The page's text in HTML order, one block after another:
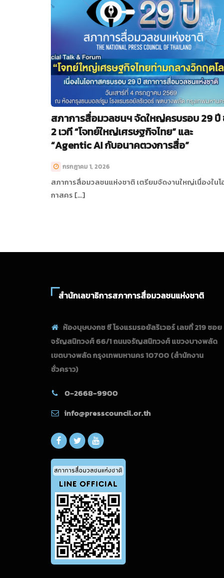
สภาการสื่อมวลชนฯ จัดใหญ่ครบรอบ 29 ปี
2 เวที “โจทย์ใหญ่เศรษฐกิจไทย” และ
“Agentic AI กับอนาคตวงการสื่อ”
กรกฎาคม 1, 2026
สภาการสื่อมวลชนแห่งชาติ เตรียมจัดงานใหญ่เนื่องในโ
กาสคร […]
สำนักเลขาธิการสภาการสื่อมวลชนแห่งชาติ
ห้องบุษบงกช ซี โรงแรมรอยัลริเวอร์ เลขที่ 219 ซอย
จรัญสนิทวงศ์ 66/1 ถนนจรัญสนิทวงศ์ แขวงบางพลัด
เขตบางพลัด กรุงเทพมหานคร 10700(สำนักงาน
ชั่วคราว)
0-2668-9900
info@presscouncil.or.th